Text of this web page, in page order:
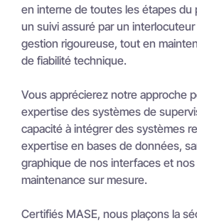
en interne de toutes les étapes du
un suivi assuré par un
gestion rigoureuse, tout en
de fiabilité technique.
Vous apprécierez notre approche
expertise des systèmes de
capacité à intégrer des systèmes
expertise en bases de données,
graphique de nos interfaces et
maintenance sur mesure.
Certifiés MASE, nous plaçons la